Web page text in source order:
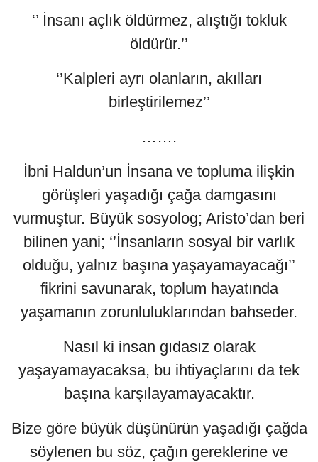
‘’ İnsanı açlık öldürmez, alıştığı tokluk
öldürür.’’
‘’Kalpleri ayrı olanların, akılları
birleştirilemez’’
…….
İbni Haldun’un İnsana ve topluma ilişkin
görüşleri yaşadığı çağa damgasını
vurmuştur. Büyük sosyolog; Aristo’dan beri
bilinen yani; ‘’İnsanların sosyal bir varlık
olduğu, yalnız başına yaşayamayacağı’’
fikrini savunarak, toplum hayatında
yaşamanın zorunluluklarından bahseder.
Nasıl ki insan gıdasız olarak
yaşayamayacaksa, bu ihtiyaçlarını da tek
başına karşılayamayacaktır.
Bize göre büyük düşünürün yaşadığı çağda
söylenen bu söz, çağın gereklerine ve